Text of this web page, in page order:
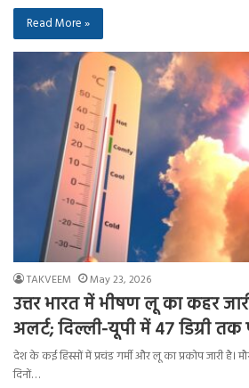
Read More »
TAKVEEM May 23, 2026
उत्तर भारत में भीषण लू का कहर
अलर्ट; दिल्ली-यूपी में 47 डिग्री तक
देश के कई हिस्सों में प्रचंड गर्मी और लू का प्रकोप जारी है।
दिनों…